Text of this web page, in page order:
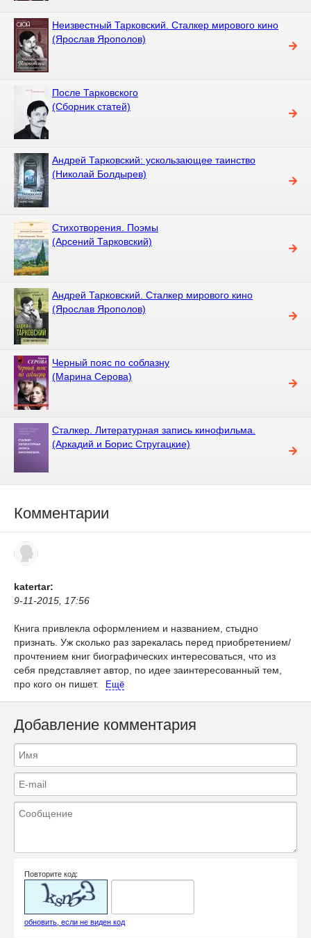
Неизвестный Тарковский. Сталкер мирового кино
(Ярослав Ярополов)
После Тарковского
(Сборник статей)
Андрей Тарковский: ускользающее таинство
(Николай Болдырев)
Стихотворения. Поэмы
(Арсений Тарковский)
Андрей Тарковский. Сталкер мирового кино
(Ярослав Ярополов)
Черный пояс по соблазну
(Марина Серова)
Сталкер. Литературная запись кинофильма.
(Аркадий и Борис Стругацкие)
Комментарии
katertar:
9-11-2015, 17:56
Книга привлекла оформлением и названием, стыдно
признать. Уж сколько раз зарекалась перед приобретением/
прочтением книг биографических интересоваться, что из
себя представляет автор, по идее заинтересованный тем,
про кого он пишет.
Ещё
Добавление комментария
Повторите код:
обновить, если не виден код